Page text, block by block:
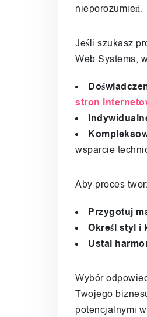
nieporozumień.
Jeśli szukasz
Web Systems,
stron
wsparcie
Aby proces
Przygotuj
Określ styl i
Ustal
Wybór
Twojego
potencjalnymi